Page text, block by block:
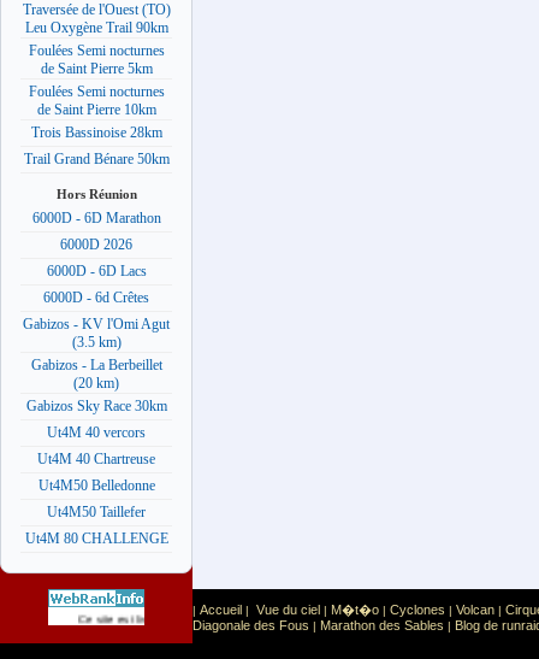
Traversée de l'Ouest (TO)
Leu Oxygène Trail 90km
Foulées Semi nocturnes
de Saint Pierre 5km
Foulées Semi nocturnes
de Saint Pierre 10km
Trois Bassinoise 28km
Trail Grand Bénare 50km
Hors Réunion
6000D - 6D Marathon
6000D 2026
6000D - 6D Lacs
6000D - 6d Crêtes
Gabizos - KV l'Omi Agut
(3.5 km)
Gabizos - La Berbeillet
(20 km)
Gabizos Sky Race 30km
Ut4M 40 vercors
Ut4M 40 Chartreuse
Ut4M50 Belledonne
Ut4M50 Taillefer
Ut4M 80 CHALLENGE
Ce site est list� dans la cat�gorie Sport: Sports extr�mes
| Accueil | Vue du ciel | M�t�o | Cyclones | Volcan |
Diagonale des Fous | Marathon des Sables | Blog de